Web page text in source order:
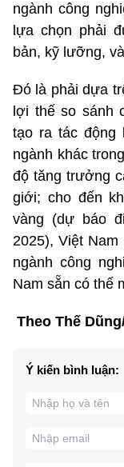
ngành công
lựa chọn phải
bản, kỹ lưỡng,
Đó là phải dựa
lợi thế so sánh
tạo ra tác động
ngành khác
độ tăng trưởng
giới; cho đến
vàng (dự báo
2025), Việt
ngành công
Nam sẵn có thế
Theo Thế
Ý kiến bình luận: